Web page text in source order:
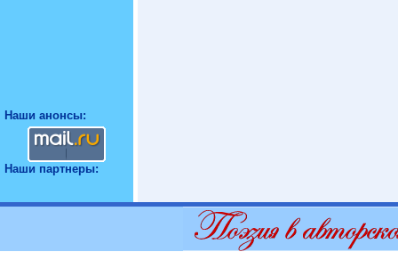
Наши анонсы:
Наши партнеры: